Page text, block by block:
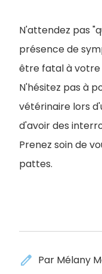
N'attendez pas
présence de
être fatal à votre
N'hésitez pas à
vétérinaire lors
d'avoir des
Prenez soin de
pattes.
edit Par Mélany